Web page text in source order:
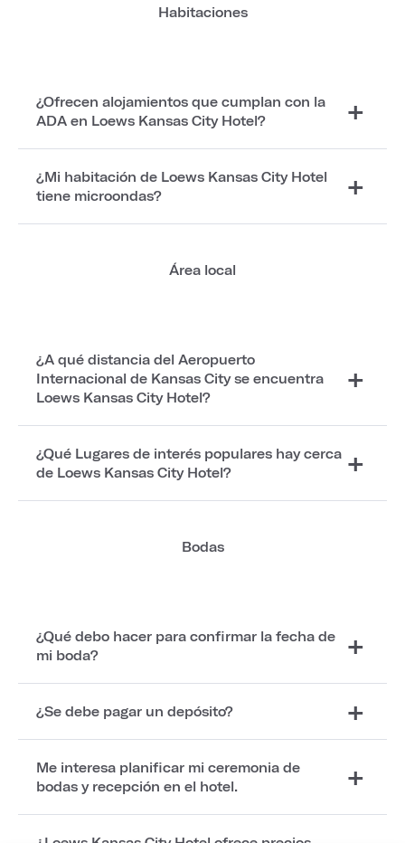
Habitaciones
¿Ofrecen alojamientos que cumplan con la
ADA en Loews Kansas City Hotel?
¿Mi habitación de Loews Kansas City Hotel
tiene microondas?
Área local
¿A qué distancia del Aeropuerto
Internacional de Kansas City se encuentra
Loews Kansas City Hotel?
¿Qué Lugares de interés populares hay cerca
de Loews Kansas City Hotel?
Bodas
¿Qué debo hacer para confirmar la fecha de
mi boda?
¿Se debe pagar un depósito?
Me interesa planificar mi ceremonia de
bodas y recepción en el hotel.